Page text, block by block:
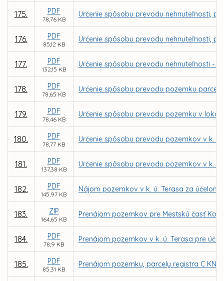
175. PDF
78,76 KB
Určenie spôsobu prevodu nehnuteľnosti,
176. PDF
85,12 KB
Určenie spôsobu prevodu nehnuteľnosti,
177. PDF
132,15 KB
Určenie spôsobu prevodu nehnuteľnosti -
178. PDF
78,65 KB
Určenie spôsobu prevodu pozemku
179. PDF
78,46 KB
Určenie spôsobu prevodu pozemku v
180. PDF
78,77 KB
Určenie spôsobu prevodu pozemkov v k. ú.
181. PDF
137,38 KB
Určenie spôsobu prevodu pozemkov v k. ú.
182. PDF
145,97 KB
Nájom pozemkov v k. ú. Terasa za
183. ZIP
164,65 KB
Prenájom pozemkov pre Mestskú časť
184. PDF
78,9 KB
Prenájom pozemkov v k. ú. Terasa pre
185. PDF
85,31 KB
Prenájom pozemku, parcely registra C KN